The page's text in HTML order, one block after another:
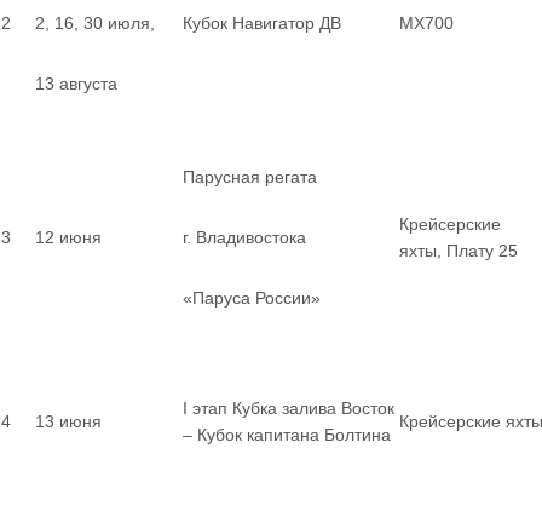
2 2, 16, 30 июля,
13 августа
Кубок Навигатор ДВ MX700
3 12 июня
Парусная регата
г. Владивостока
«Паруса России»
Крейсерские
яхты, Плату 25
4 13 июня
I этап Кубка залива Восток
– Кубок капитана Болтина
Крейсерские яхты